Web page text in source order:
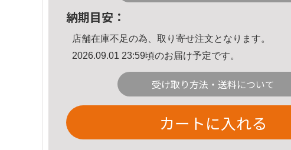
納期目安：
店舗在庫不足の為、取り寄せ注文となります。
2026.09.01 23:59頃のお届け予定です。
受け取り方法・送料について
カートに入れる